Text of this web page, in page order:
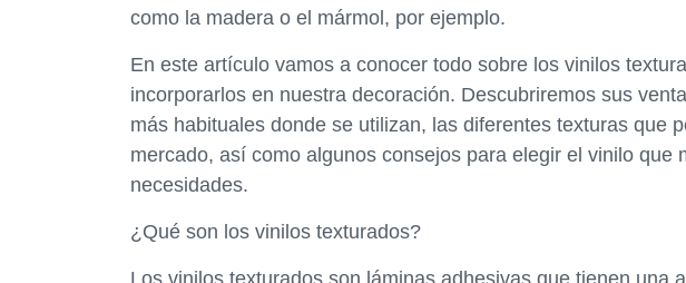
como la madera o el mármol, por ejemplo.
En este artículo vamos a conocer todo sobre los vinilos
incorporarlos en nuestra decoración. Descubriremos sus
más habituales donde se utilizan, las diferentes texturas que
mercado, así como algunos consejos para elegir el vinilo que
necesidades.
¿Qué son los vinilos texturados?
Los vinilos texturados son láminas adhesivas que tienen una